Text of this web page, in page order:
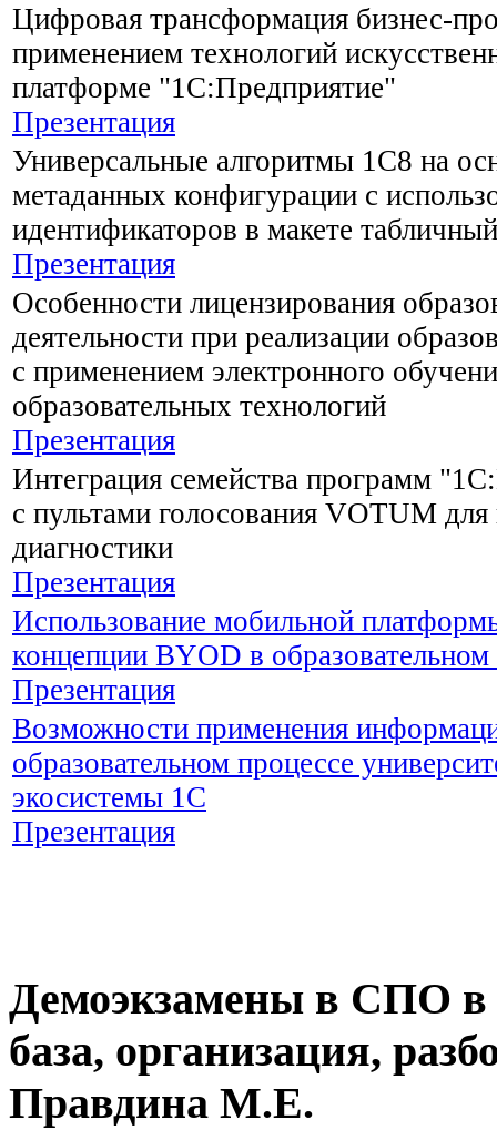
Цифровая трансформация бизнес-
применением технологий
платформе "1С:Предприятие"
Презентация
Универсальные алгоритмы 1С8 на
метаданных конфигурации с
идентификаторов в макете
Презентация
Особенности лицензирования
деятельности при реализации
с применением электронного
образовательных технологий
Презентация
Интеграция семейства программ
с пультами голосования VOTUM для
диагностики
Презентация
Использование мобильной
концепции BYOD в образовательном
Презентация
Возможности применения
образовательном процессе
экосистемы 1С
Презентация
Демоэкзамены в СПО в
база, организация,
Правдина М.Е.